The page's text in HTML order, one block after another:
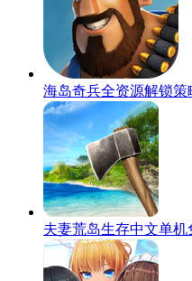
海岛奇兵全资源解锁策
夫妻荒岛生存中文单机